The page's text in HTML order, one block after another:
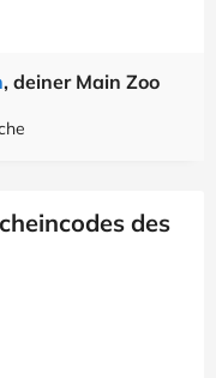
, deiner Main Zoo
des